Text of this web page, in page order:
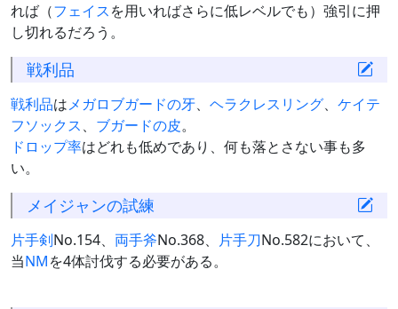
れば（フェイスを用いればさらに低レベルでも）強引に押
し切れるだろう。
戦利品
戦利品はメガロブガードの牙、 ヘラクレスリング、 ケイテ
フソックス、 ブガードの皮。
ドロップ率はどれも低めであり、何も落とさない事も多
い。
メイジャンの試練
片手剣No.154、 両手斧No.368、 片手刀No.582において、
当NMを4体討伐する必要がある。